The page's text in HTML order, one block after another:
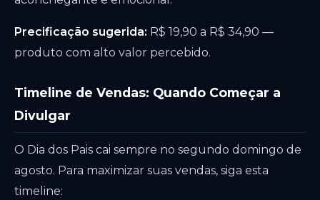
Precificação sugerida: R$ 19,90 a R$ 34,90 —
produto com alto valor percebido.
Timeline de Vendas: Quando Começar a
Divulgar
O Dia dos Pais cai sempre no segundo domingo de
agosto. Para maximizar suas vendas, siga esta
timeline: